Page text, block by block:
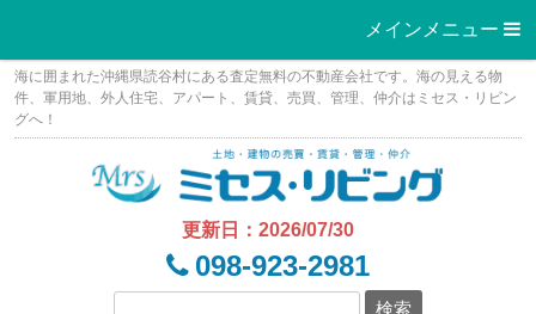
メインメニュー 
Skip
content
海に囲まれた沖縄県読谷村にある査定無料の不動産会社です。海の見える物
件、軍用地、外人住宅、アパート、賃貸、売買、管理、仲介はミセス・リビン
グへ！
更新日：2026/07/30
098-923-2981